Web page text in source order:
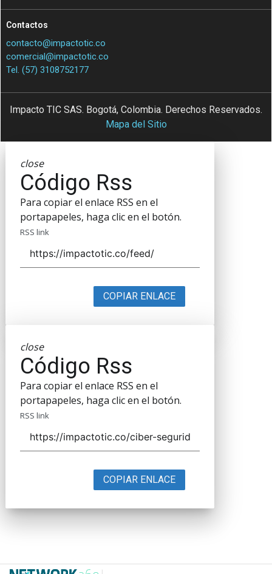
Contactos
contacto@impactotic.co
comercial@impactotic.co
Tel. (57) 3108752177
Impacto TIC SAS. Bogotá, Colombia. Derechos Reservados.
Mapa del Sitio
close
Código Rss
Para copiar el enlace RSS en el
portapapeles, haga clic en el botón.
RSS link
COPIAR ENLACE
close
Código Rss
Para copiar el enlace RSS en el
portapapeles, haga clic en el botón.
RSS link
COPIAR ENLACE